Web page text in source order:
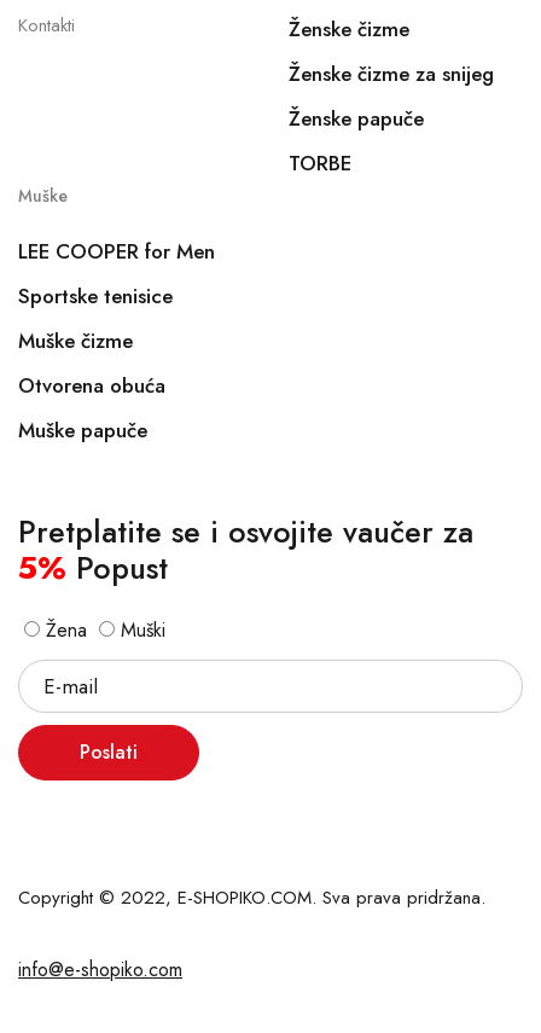
Kontakti
Ženske čizme
Ženske čizme za snijeg
Ženske papuče
TORBE
Muške
LEE COOPER for Men
Sportske tenisice
Muške čizme
Otvorena obuća
Muške papuče
Pretplatite se i osvojite vaučer za
5% Popust
Žena Muški
Poslati
Copyright © 2022, E-SHOPIKO.COM. Sva prava pridržana.
info@e-shopiko.com